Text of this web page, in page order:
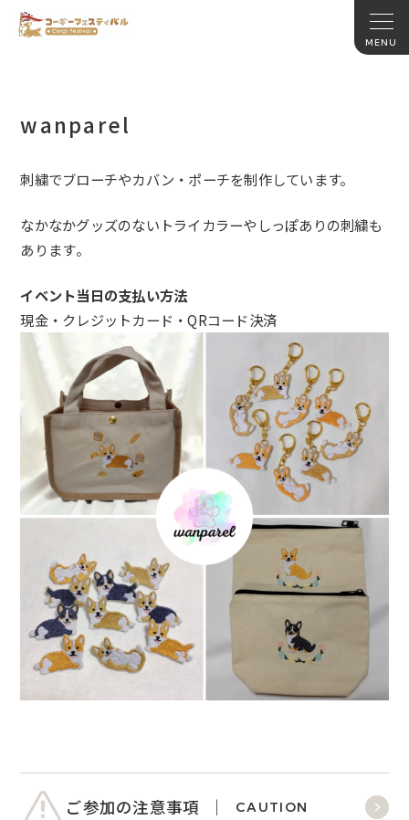
wanparel
刺繍でブローチやカバン・ポーチを制作しています。
なかなかグッズのないトライカラーやしっぽありの刺繍も
あります。
イベント当日の支払い方法
現金・クレジットカード・QRコード決済
ご参加の注意事項 CAUTION